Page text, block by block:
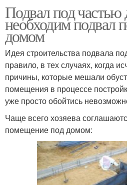
Подвал под
необходим подвал
домом
Идея строительства подвала
правило, в тех случаях, когда
причины, которые мешали
помещения в процессе
уже просто обойтись
Чаще всего хозяева
помещение под домом: